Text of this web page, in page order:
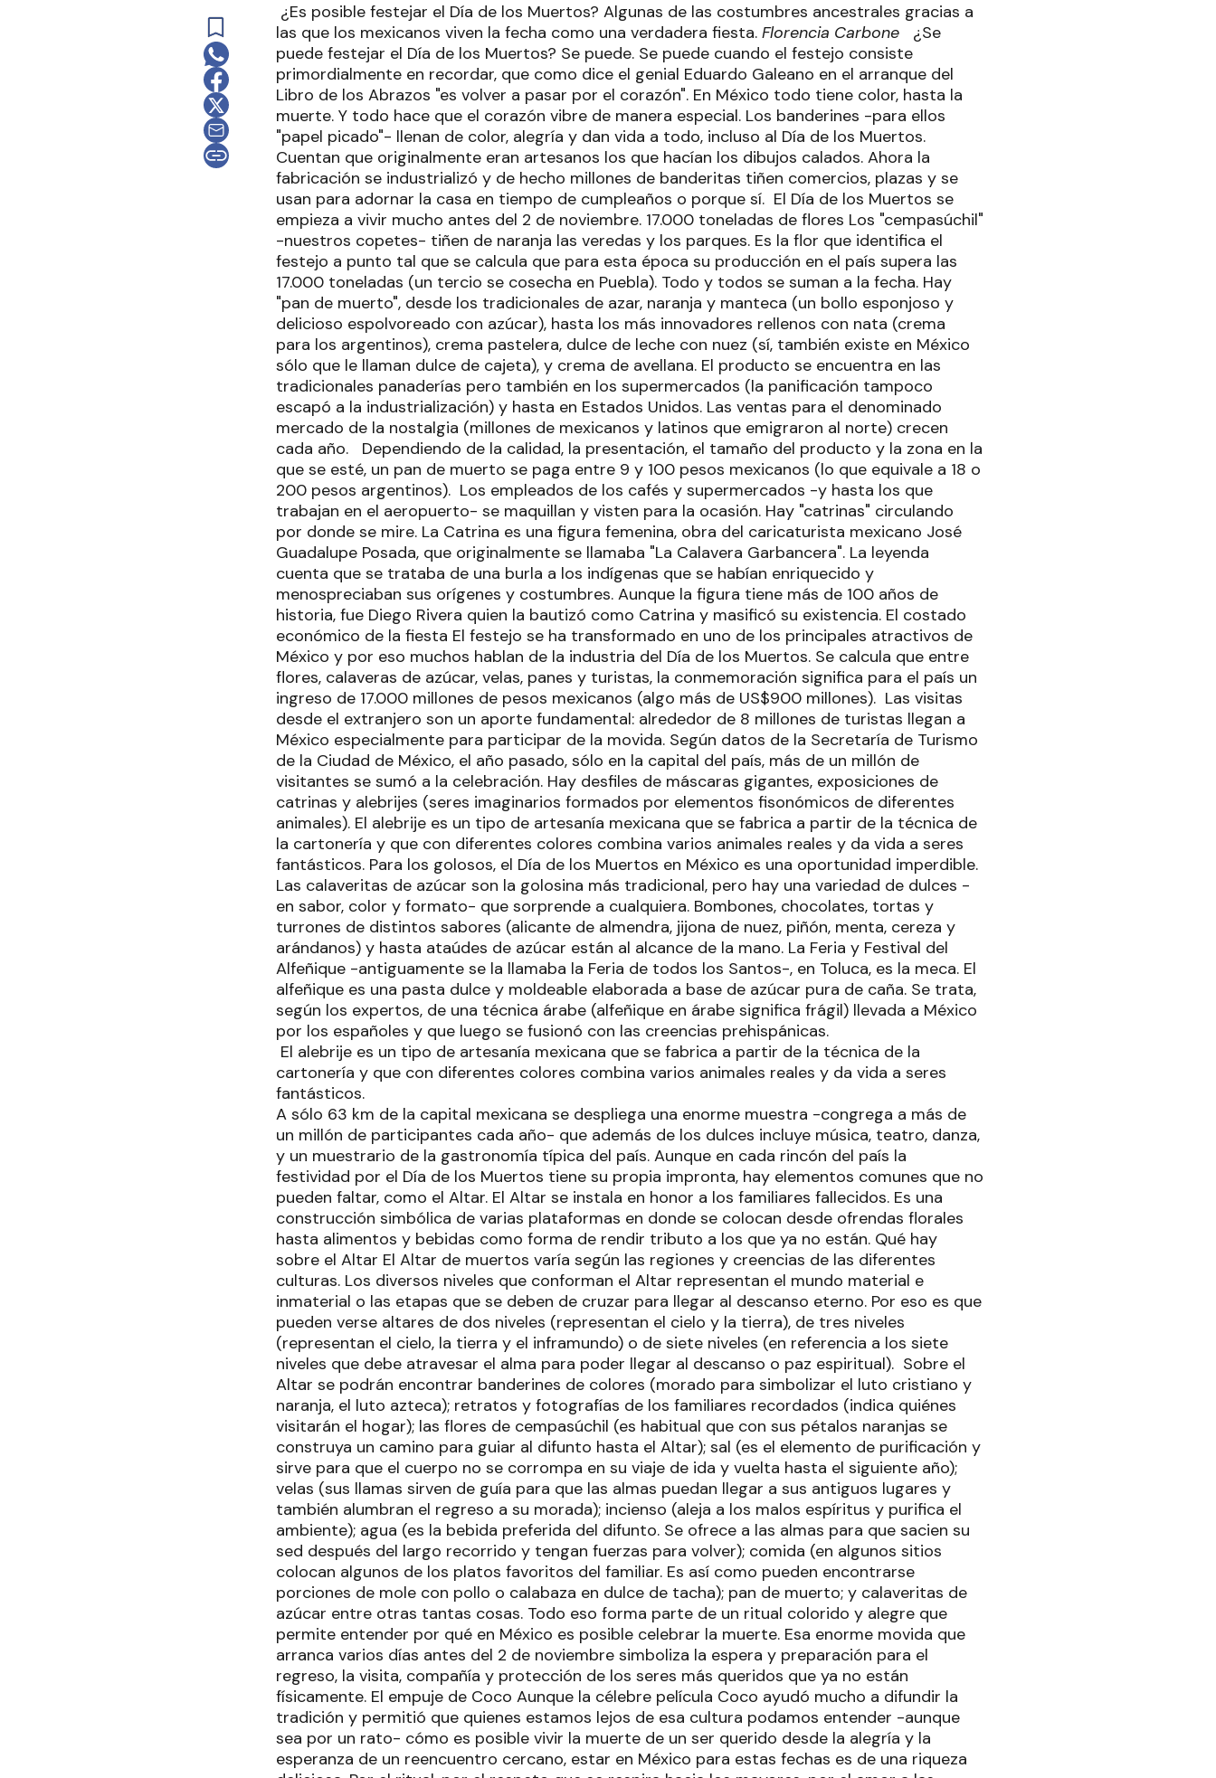
¿Es posible festejar el Día de los Muertos? Algunas de las costumbres ancestrales gracias a
las que los mexicanos viven la fecha como una verdadera fiesta. Florencia Carbone ¿Se
puede festejar el Día de los Muertos? Se puede. Se puede cuando el festejo consiste
primordialmente en recordar, que como dice el genial Eduardo Galeano en el arranque del
Libro de los Abrazos "es volver a pasar por el corazón". En México todo tiene color, hasta la
muerte. Y todo hace que el corazón vibre de manera especial. Los banderines -para ellos
"papel picado"- llenan de color, alegría y dan vida a todo, incluso al Día de los Muertos.
Cuentan que originalmente eran artesanos los que hacían los dibujos calados. Ahora la
fabricación se industrializó y de hecho millones de banderitas tiñen comercios, plazas y se
usan para adornar la casa en tiempo de cumpleaños o porque sí. El Día de los Muertos se
empieza a vivir mucho antes del 2 de noviembre. 17.000 toneladas de flores Los "cempasúchil"
-nuestros copetes- tiñen de naranja las veredas y los parques. Es la flor que identifica el
festejo a punto tal que se calcula que para esta época su producción en el país supera las
17.000 toneladas (un tercio se cosecha en Puebla). Todo y todos se suman a la fecha. Hay
"pan de muerto", desde los tradicionales de azar, naranja y manteca (un bollo esponjoso y
delicioso espolvoreado con azúcar), hasta los más innovadores rellenos con nata (crema
para los argentinos), crema pastelera, dulce de leche con nuez (sí, también existe en México
sólo que le llaman dulce de cajeta), y crema de avellana. El producto se encuentra en las
tradicionales panaderías pero también en los supermercados (la panificación tampoco
escapó a la industrialización) y hasta en Estados Unidos. Las ventas para el denominado
mercado de la nostalgia (millones de mexicanos y latinos que emigraron al norte) crecen
cada año. Dependiendo de la calidad, la presentación, el tamaño del producto y la zona en la
que se esté, un pan de muerto se paga entre 9 y 100 pesos mexicanos (lo que equivale a 18 o
200 pesos argentinos). Los empleados de los cafés y supermercados -y hasta los que
trabajan en el aeropuerto- se maquillan y visten para la ocasión. Hay "catrinas" circulando
por donde se mire. La Catrina es una figura femenina, obra del caricaturista mexicano José
Guadalupe Posada, que originalmente se llamaba "La Calavera Garbancera". La leyenda
cuenta que se trataba de una burla a los indígenas que se habían enriquecido y
menospreciaban sus orígenes y costumbres. Aunque la figura tiene más de 100 años de
historia, fue Diego Rivera quien la bautizó como Catrina y masificó su existencia. El costado
económico de la fiesta El festejo se ha transformado en uno de los principales atractivos de
México y por eso muchos hablan de la industria del Día de los Muertos. Se calcula que entre
flores, calaveras de azúcar, velas, panes y turistas, la conmemoración significa para el país un
ingreso de 17.000 millones de pesos mexicanos (algo más de US$900 millones). Las visitas
desde el extranjero son un aporte fundamental: alrededor de 8 millones de turistas llegan a
México especialmente para participar de la movida. Según datos de la Secretaría de Turismo
de la Ciudad de México, el año pasado, sólo en la capital del país, más de un millón de
visitantes se sumó a la celebración. Hay desfiles de máscaras gigantes, exposiciones de
catrinas y alebrijes (seres imaginarios formados por elementos fisonómicos de diferentes
animales). El alebrije es un tipo de artesanía mexicana que se fabrica a partir de la técnica de
la cartonería y que con diferentes colores combina varios animales reales y da vida a seres
fantásticos. Para los golosos, el Día de los Muertos en México es una oportunidad imperdible.
Las calaveritas de azúcar son la golosina más tradicional, pero hay una variedad de dulces -
en sabor, color y formato- que sorprende a cualquiera. Bombones, chocolates, tortas y
turrones de distintos sabores (alicante de almendra, jijona de nuez, piñón, menta, cereza y
arándanos) y hasta ataúdes de azúcar están al alcance de la mano. La Feria y Festival del
Alfeñique -antiguamente se la llamaba la Feria de todos los Santos-, en Toluca, es la meca. El
alfeñique es una pasta dulce y moldeable elaborada a base de azúcar pura de caña. Se trata,
según los expertos, de una técnica árabe (alfeñique en árabe significa frágil) llevada a México
por los españoles y que luego se fusionó con las creencias prehispánicas.
El alebrije es un tipo de artesanía mexicana que se fabrica a partir de la técnica de la
cartonería y que con diferentes colores combina varios animales reales y da vida a seres
fantásticos.
A sólo 63 km de la capital mexicana se despliega una enorme muestra -congrega a más de
un millón de participantes cada año- que además de los dulces incluye música, teatro, danza,
y un muestrario de la gastronomía típica del país. Aunque en cada rincón del país la
festividad por el Día de los Muertos tiene su propia impronta, hay elementos comunes que no
pueden faltar, como el Altar. El Altar se instala en honor a los familiares fallecidos. Es una
construcción simbólica de varias plataformas en donde se colocan desde ofrendas florales
hasta alimentos y bebidas como forma de rendir tributo a los que ya no están. Qué hay
sobre el Altar El Altar de muertos varía según las regiones y creencias de las diferentes
culturas. Los diversos niveles que conforman el Altar representan el mundo material e
inmaterial o las etapas que se deben de cruzar para llegar al descanso eterno. Por eso es que
pueden verse altares de dos niveles (representan el cielo y la tierra), de tres niveles
(representan el cielo, la tierra y el inframundo) o de siete niveles (en referencia a los siete
niveles que debe atravesar el alma para poder llegar al descanso o paz espiritual). Sobre el
Altar se podrán encontrar banderines de colores (morado para simbolizar el luto cristiano y
naranja, el luto azteca); retratos y fotografías de los familiares recordados (indica quiénes
visitarán el hogar); las flores de cempasúchil (es habitual que con sus pétalos naranjas se
construya un camino para guiar al difunto hasta el Altar); sal (es el elemento de purificación y
sirve para que el cuerpo no se corrompa en su viaje de ida y vuelta hasta el siguiente año);
velas (sus llamas sirven de guía para que las almas puedan llegar a sus antiguos lugares y
también alumbran el regreso a su morada); incienso (aleja a los malos espíritus y purifica el
ambiente); agua (es la bebida preferida del difunto. Se ofrece a las almas para que sacien su
sed después del largo recorrido y tengan fuerzas para volver); comida (en algunos sitios
colocan algunos de los platos favoritos del familiar. Es así como pueden encontrarse
porciones de mole con pollo o calabaza en dulce de tacha); pan de muerto; y calaveritas de
azúcar entre otras tantas cosas. Todo eso forma parte de un ritual colorido y alegre que
permite entender por qué en México es posible celebrar la muerte. Esa enorme movida que
arranca varios días antes del 2 de noviembre simboliza la espera y preparación para el
regreso, la visita, compañía y protección de los seres más queridos que ya no están
físicamente. El empuje de Coco Aunque la célebre película Coco ayudó mucho a difundir la
tradición y permitió que quienes estamos lejos de esa cultura podamos entender -aunque
sea por un rato- cómo es posible vivir la muerte de un ser querido desde la alegría y la
esperanza de un reencuentro cercano, estar en México para estas fechas es de una riqueza